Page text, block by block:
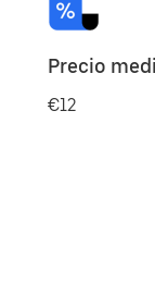
Precio
€12